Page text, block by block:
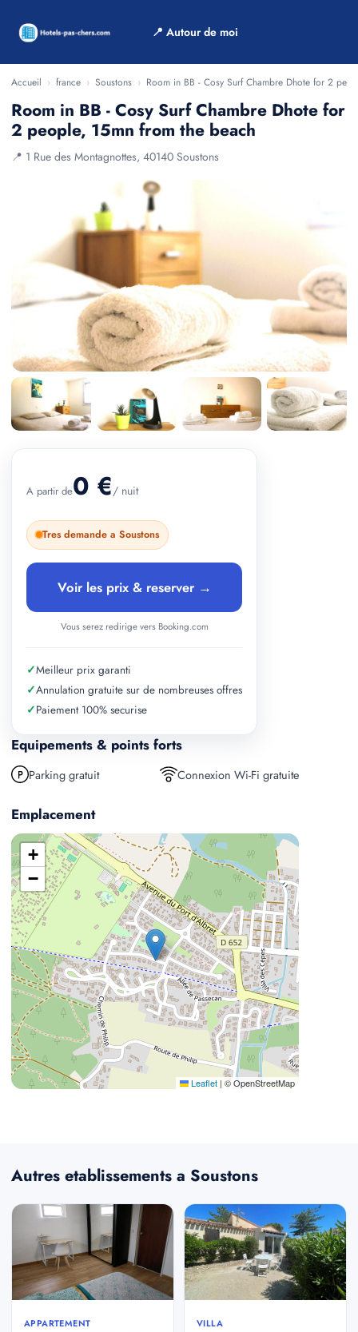
📍 Autour de moi
Accueil › france › Soustons › Room in BB - Cosy Surf Chambre Dhote for 2
Room in BB - Cosy Surf Chambre Dhote for
2 people, 15mn from the beach
📍 1 Rue des Montagnottes, 40140 Soustons
Equipements & points forts
Parking gratuit Connexion Wi-Fi gratuite
Emplacement
+
−
Leaflet | © OpenStreetMap
A partir de0 €/ nuit
Tres demande a Soustons
Voir les prix & reserver →
Vous serez redirige vers Booking.com
✓Meilleur prix garanti
✓Annulation gratuite sur de nombreuses offres
✓Paiement 100% securise
Autres etablissements a Soustons
APPARTEMENT VILLA